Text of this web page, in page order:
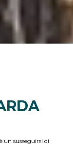
un susseguirsi di